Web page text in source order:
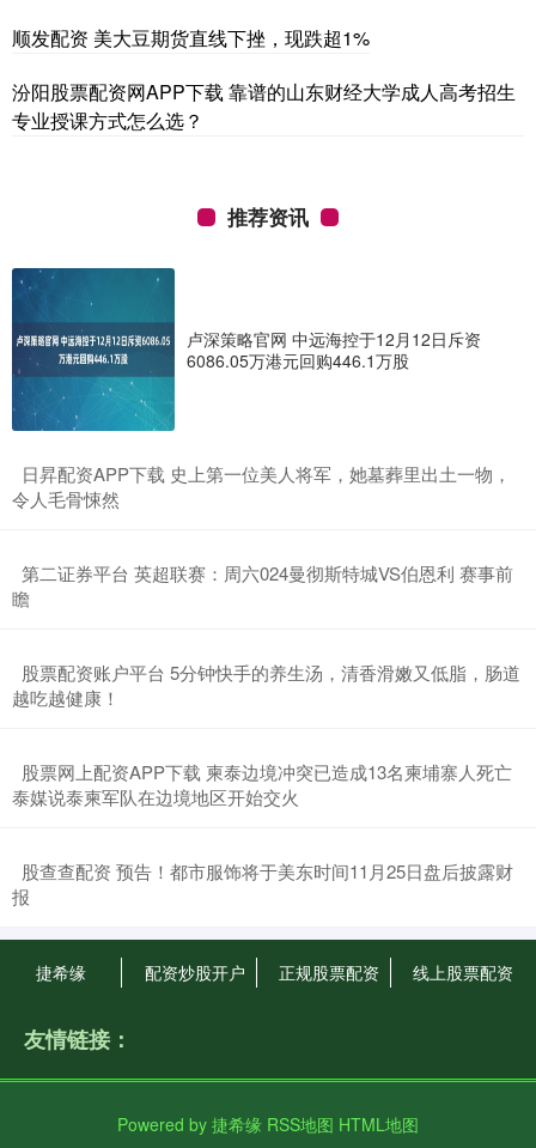
顺发配资 美大豆期货直线下挫，现跌超1%
汾阳股票配资网APP下载 靠谱的山东财经大学成人高考招生
专业授课方式怎么选？
推荐资讯
卢深策略官网 中远海控于12月12日斥资
6086.05万港元回购446.1万股
​日昇配资APP下载 史上第一位美人将军，她墓葬里出土一物，
令人毛骨悚然
​第二证券平台 英超联赛：周六024曼彻斯特城VS伯恩利 赛事前
瞻
​股票配资账户平台 5分钟快手的养生汤，清香滑嫩又低脂，肠道
越吃越健康！
​股票网上配资APP下载 柬泰边境冲突已造成13名柬埔寨人死亡
泰媒说泰柬军队在边境地区开始交火
​股查查配资 预告！都市服饰将于美东时间11月25日盘后披露财
报
捷希缘 配资炒股开户 正规股票配资 线上股票配资
友情链接：
Powered by 捷希缘 RSS地图 HTML地图